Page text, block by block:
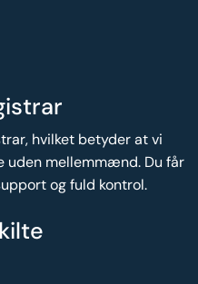
hvilket betyder at vi
mellemmænd. Du får
og fuld kontrol.